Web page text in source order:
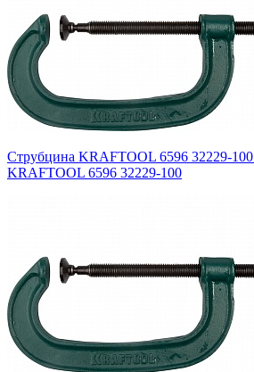
Струбцина KRAFTOOL 6596 32229-100
KRAFTOOL 6596 32229-100